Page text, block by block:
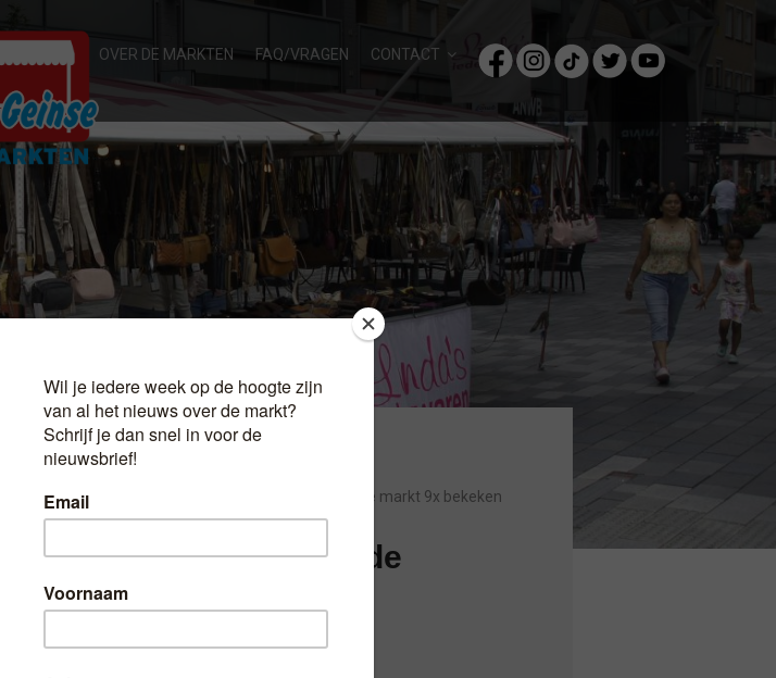
OVER DE MARKTEN FAQ/VRAGEN CONTACT
Sinds laatste markt 9x bekeken
Linda’s Lederwaren met de
nieuwste merken ?